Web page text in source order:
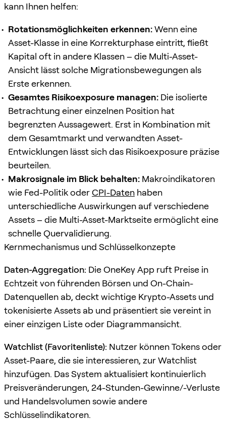
kann Ihnen helfen:
Rotationsmöglichkeiten erkennen:Wenn eine
Asset-Klasse in eine Korrekturphase eintritt, fließt
Kapital oft in andere Klassen – die Multi-Asset-
Ansicht lässt solche Migrationsbewegungen als
Erste erkennen.
Gesamtes Risikoexposure managen: Die isolierte
Betrachtung einer einzelnen Position hat
begrenzten Aussagewert. Erst in Kombination mit
dem Gesamtmarkt und verwandten Asset-
Entwicklungen lässt sich das Risikoexposure präzise
beurteilen.
Makrosignale im Blick behalten: Makroindikatoren
wie Fed-Politik oderCPI-Daten haben
unterschiedliche Auswirkungen auf verschiedene
Assets – die Multi-Asset-Marktseite ermöglicht eine
schnelle Quervalidierung.
Kernmechanismus und Schlüsselkonzepte
Daten-Aggregation: Die OneKey App ruft Preise in
Echtzeit von führenden Börsen und On-Chain-
Datenquellen ab, deckt wichtige Krypto-Assets und
tokenisierte Assets ab und präsentiert sie vereint in
einer einzigen Liste oder Diagrammansicht.
Watchlist (Favoritenliste): Nutzer können Tokens oder
Asset-Paare, die sie interessieren, zur Watchlist
hinzufügen. Das System aktualisiert kontinuierlich
Preisveränderungen, 24-Stunden-Gewinne/-Verluste
und Handelsvolumen sowie andere
Schlüsselindikatoren.